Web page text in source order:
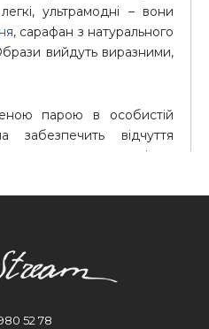
ультрамодні – вони
, сарафан з натурального
вийдуть виразними,
парою в особистій
забезпечить відчуття
тривалих піших
натхнення у нових
рішеннями, цікавими
52 78